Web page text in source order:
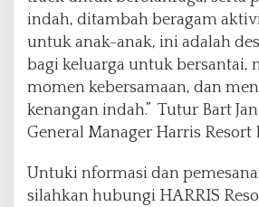
indah, ditambah beragam
untuk anak-anak, ini adalah
bagi keluarga untuk bersantai,
momen kebersamaan, dan
kenangan indah.” Tutur Bart
General Manager Harris Resort
Untuki nformasi dan
silahkan hubungi HARRIS